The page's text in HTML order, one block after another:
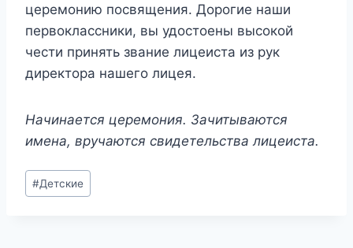
церемонию посвящения. Дорогие наши
первоклассники, вы удостоены высокой
чести принять звание лицеиста из рук
директора нашего лицея.
Начинается церемония. Зачитываются
имена, вручаются свидетельства лицеиста.
Метки
записи:
#Детские